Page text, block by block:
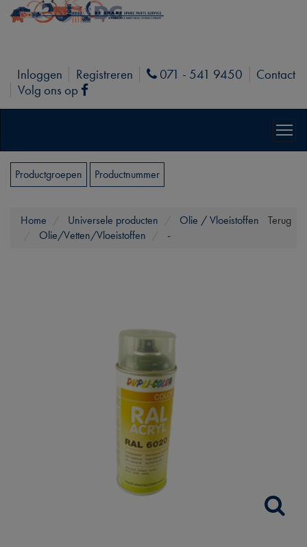
Inloggen Registreren Phone
071 - 541 9450
Contact
Volg ons op
Facebook
Productgroepen Productnummer
Terug
Home Universele producten
Olie / Vloeistoffen
Olie/Vetten/Vloeistoffen
-